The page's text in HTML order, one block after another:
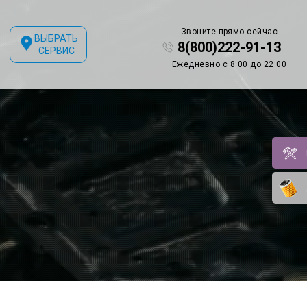
ВЫБРАТЬ
СЕРВИС
Звоните прямо сейчас
8(800)222-91-13
Ежедневно с 8:00 до 22:00